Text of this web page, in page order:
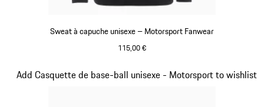
Sweat à capuche unisexe – Motorsport Fanwear
115,00 €
Add Casquette de base-ball unisexe - Motorsport to wishlist
Diapositive 2 sur 20